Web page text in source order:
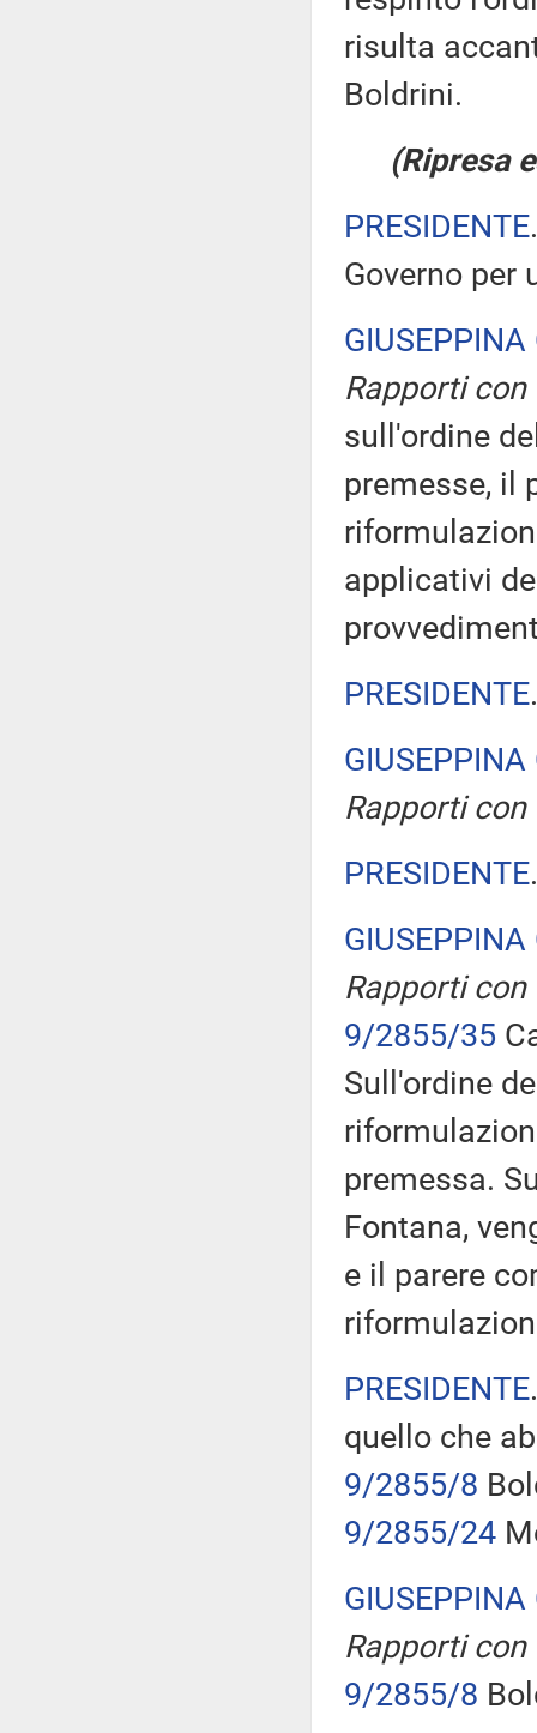
risulta
Boldrini.
(Ripresa
PRESIDENTE
Governo per
Rapporti
sull'ordine
premesse, il
applicativi
PRESIDENTE
Rapporti
PRESIDENTE
Rapporti
9/2855/35
Sull'ordine
premessa.
Fontana,
e il parere
PRESIDENTE
quello che
9/2855/8
9/2855/24
Rapporti
9/2855/8